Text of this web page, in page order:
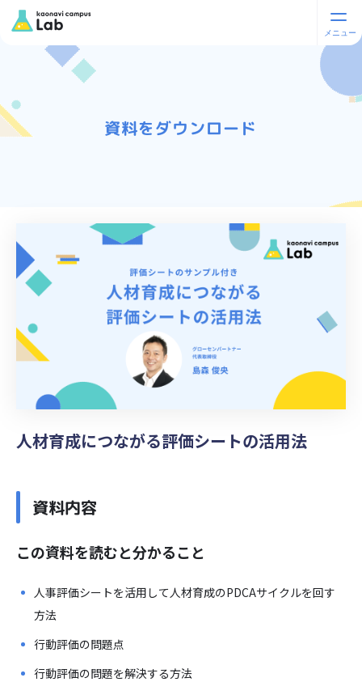
資料をダウンロード
人材育成につながる評価シートの活用法
資料内容
この資料を読むと分かること
人事評価シートを活用して人材育成のPDCAサイクルを回す
方法
行動評価の問題点
行動評価の問題を解決する方法